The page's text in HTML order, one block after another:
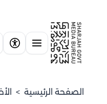
الصفحة الرئيسية >